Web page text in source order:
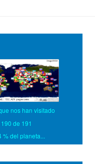
nos han visitado
190 de 191
% del planeta...